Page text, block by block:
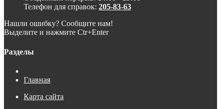
Телефон для справок: 205-83-63
Нашли ошибку? Сообщите нам!
Выделите и нажмите Ctr+Enter
Разделы
Главная
Карта сайта